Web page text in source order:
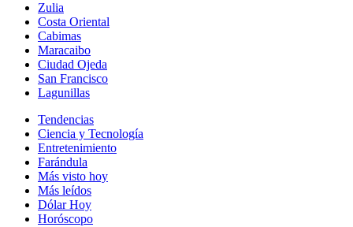
Zulia
Costa Oriental
Cabimas
Maracaibo
Ciudad Ojeda
San Francisco
Lagunillas
Tendencias
Ciencia y Tecnología
Entretenimiento
Farándula
Más visto hoy
Más leídos
Dólar Hoy
Horóscopo